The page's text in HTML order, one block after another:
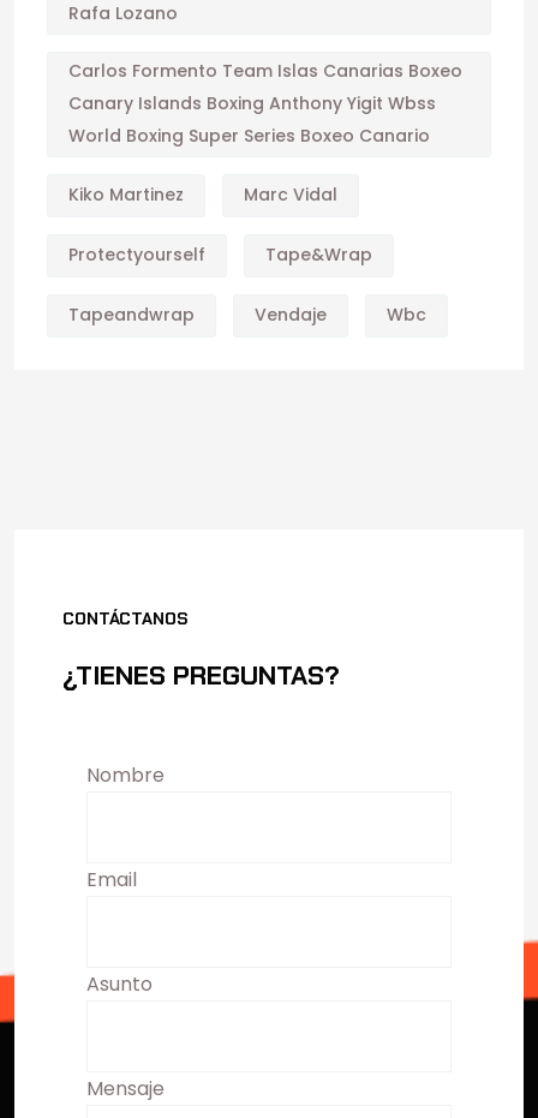
Rafa Lozano
Carlos Formento Team Islas Canarias Boxeo
Canary Islands Boxing Anthony Yigit Wbss
World Boxing Super Series Boxeo Canario
Kiko Martinez Marc Vidal
Protectyourself Tape&wrap
Tapeandwrap Vendaje Wbc
CONTÁCTANOS
¿TIENES PREGUNTAS?
Nombre
Email
Asunto
Mensaje